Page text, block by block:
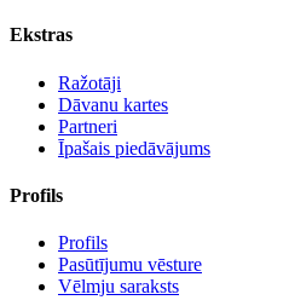
Ekstras
Ražotāji
Dāvanu kartes
Partneri
Īpašais piedāvājums
Profils
Profils
Pasūtījumu vēsture
Vēlmju saraksts